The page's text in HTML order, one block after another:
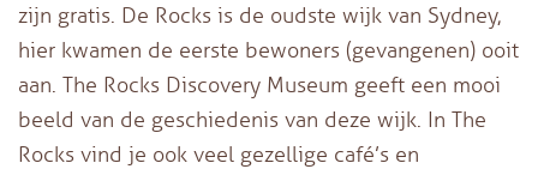
zijn gratis. De Rocks is de oudste wijk van Sydney,
hier kwamen de eerste bewoners (gevangenen) ooit
aan. The Rocks Discovery Museum geeft een mooi
beeld van de geschiedenis van deze wijk. In The
Rocks vind je ook veel gezellige café’s en